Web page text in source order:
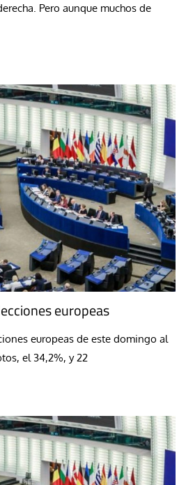
Pero aunque muchos de
europeas
europeas de este domingo al
el 34,2%, y 22